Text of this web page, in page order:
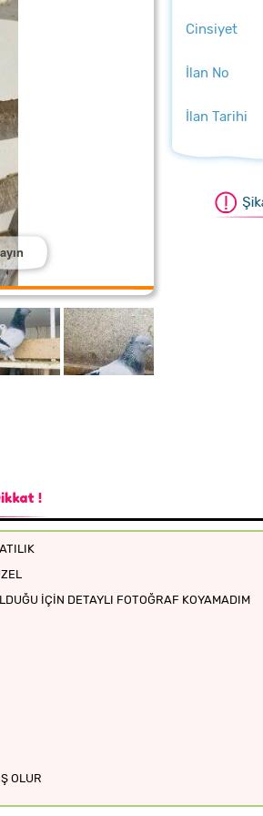
için üzerine tıklayın
için üzerine tıklayın
için üzerine tıklayın
için üzerine tıklayın
Cinsiyet
İlan No
İlan Tarihi
İÇİN DETAYLI FOTOĞRAF KOYAMADIM
OLUR